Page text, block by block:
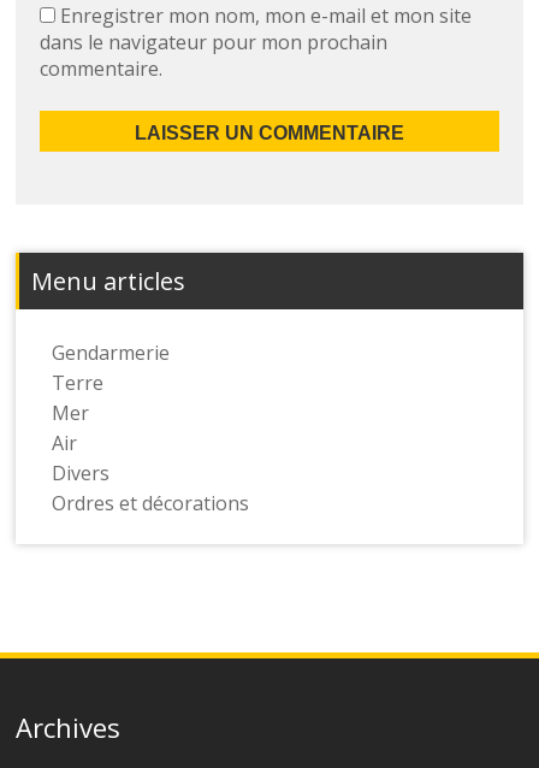
Enregistrer mon nom, mon e-mail et mon site
dans le navigateur pour mon prochain
commentaire.
Menu articles
Gendarmerie
Terre
Mer
Air
Divers
Ordres et décorations
Archives